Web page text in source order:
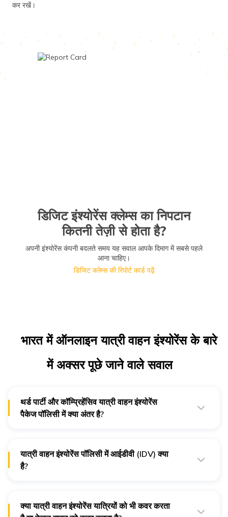
कर रखें।
डिजिट इंश्योरेंस क्लेम्स का निपटान
कितनी तेज़ी से होता है?
अपनी इंश्योरेंस कंपनी बदलते समय यह सवाल आपके दिमाग में सबसे पहले
आना चाहिए।
डिजिट क्लेम्स की रिपोर्ट कार्ड पढ़ें
भारत में ऑनलाइन यात्री वाहन इंश्योरेंस के बारे
में अक्सर पूछे जाने वाले सवाल
थर्ड पार्टी और कॉम्प्रिहेंसिव यात्री वाहन इंश्योरेंस
पैकेज पॉलिसी में क्या अंतर है?
वहीं दूसरी तरफ, एक कॉम्प्रिहेंसिव यात्री वाहन इंश्योरेंस पैकेज पॉलिसी
आपके अपने वाहन और मालिक-चालक को हुए नुकसान को भी कवर करती
यात्री वाहन इंश्योरेंस पॉलिसी में आईडीवी (IDV) क्या
है?
क्या यात्री वाहन इंश्योरेंस यात्रियों को भी कवर करता